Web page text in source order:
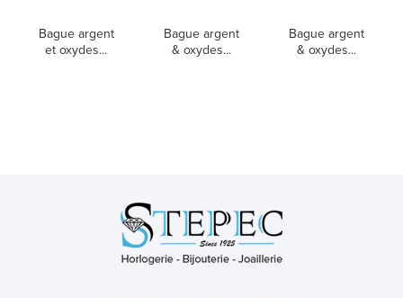
Bague argent
et oxydes...
Bague argent
& oxydes...
Bague argent
& oxydes...